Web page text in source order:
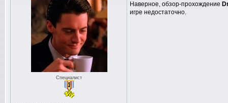
Специалист
Наверное, обзор-прохождение
игре недостаточно.